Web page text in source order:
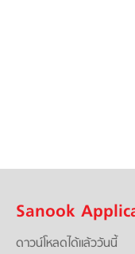
Sanook
ดาวน์โหลดได้แล้ววันนี้